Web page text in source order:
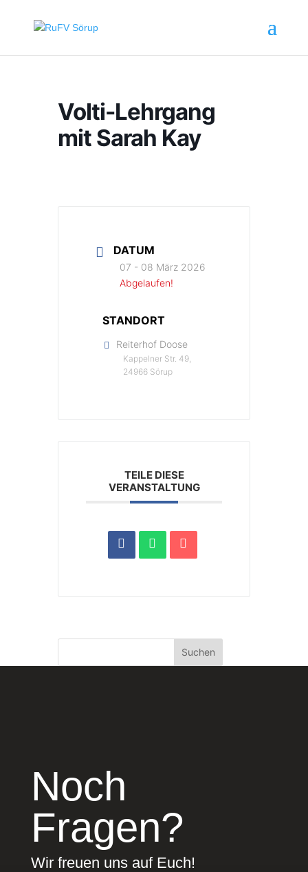
Volti-Lehrgang
mit Sarah Kay
DATUM
07 - 08 März 2026
Abgelaufen!
STANDORT
Reiterhof Doose
Kappelner Str. 49,
24966 Sörup
TEILE DIESE
VERANSTALTUNG
Suchen
Noch
Fragen?
Wir freuen uns auf Euch!